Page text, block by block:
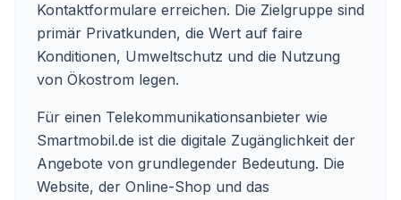
Kontaktformulare erreichen. Die Zielgruppe sind
primär Privatkunden, die Wert auf faire
Konditionen, Umweltschutz und die Nutzung
von Ökostrom legen.
Für einen Telekommunikationsanbieter wie
Smartmobil.de ist die digitale Zugänglichkeit der
Angebote von grundlegender Bedeutung. Die
Website, der Online-Shop und das